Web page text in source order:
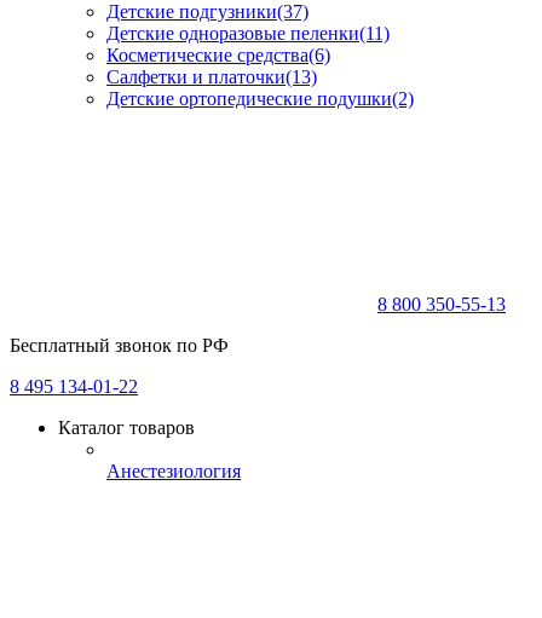
Детские подгузники(37)
Детские одноразовые пеленки(11)
Косметические средства(6)
Салфетки и платочки(13)
Детские ортопедические подушки(2)
8 800 350-55-13
Бесплатный звонок по РФ
8 495 134-01-22
Каталог товаров
Анестезиология